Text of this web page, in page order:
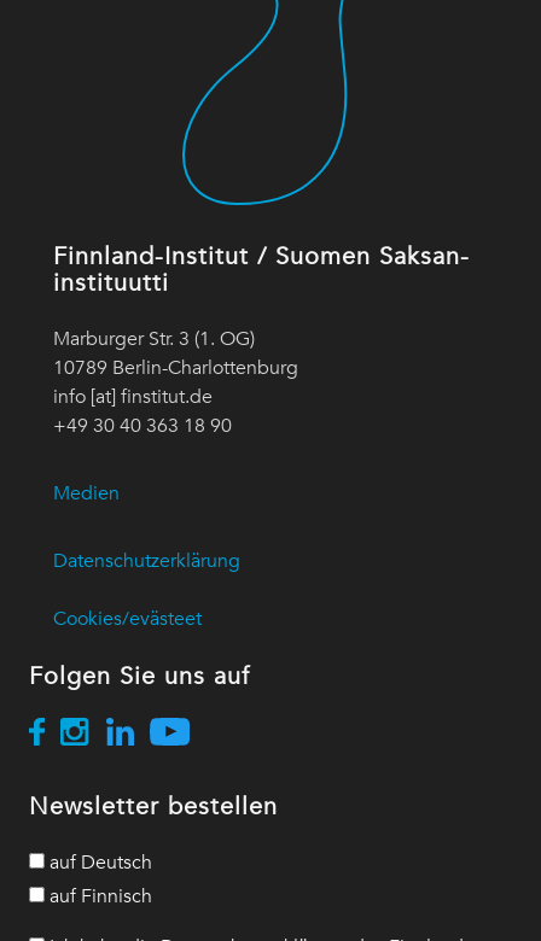
Finnland-Institut / Suomen Saksan-
instituutti
Marburger Str. 3 (1. OG)
10789 Berlin-Charlottenburg
info [at] finstitut.de
+49 30 40 363 18 90
Medien
Datenschutzerklärung
Cookies/evästeet
Folgen Sie uns auf
Newsletter bestellen
auf Deutsch
auf Finnisch